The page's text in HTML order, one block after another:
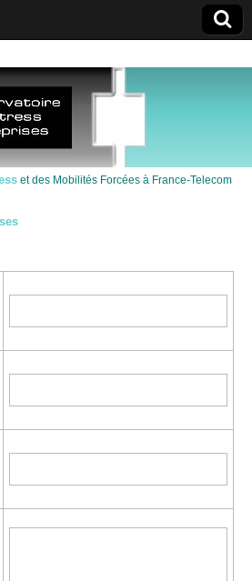
et des Mobilités Forcées à France-Telecom